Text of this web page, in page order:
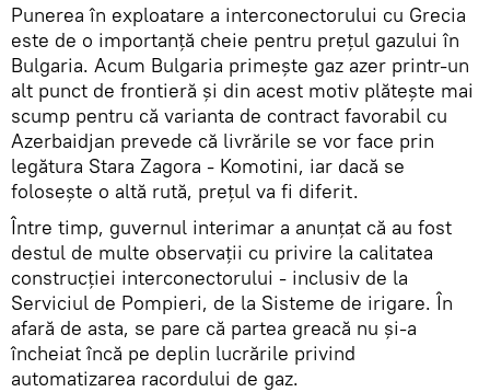
Punerea în exploatare a interconectorului cu Grecia
este de o importanță cheie pentru prețul gazului în
Bulgaria. Acum Bulgaria primește gaz azer printr-un
alt punct de frontieră și din acest motiv plătește mai
scump pentru că varianta de contract favorabil cu
Azerbaidjan prevede că livrările se vor face prin
legătura Stara Zagora - Komotini, iar dacă se
folosește o altă rută, prețul va fi diferit.
Între timp, guvernul interimar a anunțat că au fost
destul de multe observații cu privire la calitatea
construcției interconectorului - inclusiv de la
Serviciul de Pompieri, de la Sisteme de irigare. În
afară de asta, se pare că partea greacă nu și-a
încheiat încă pe deplin lucrările privind
automatizarea racordului de gaz.